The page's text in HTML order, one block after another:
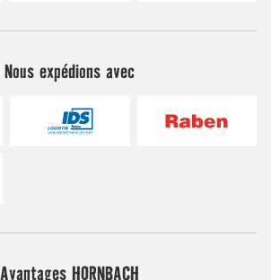
Nous expédions avec
Avantages HORNBACH